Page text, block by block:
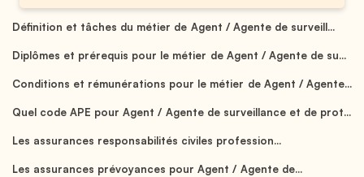
Définition et tâches du métier de Agent / Agente de surveill...
Diplômes et prérequis pour le métier de Agent / Agente de su...
Conditions et rémunérations pour le métier de Agent / Agente...
Quel code APE pour Agent / Agente de surveillance et de prot...
Les assurances responsabilités civiles profession...
Les assurances prévoyances pour Agent / Agente de...